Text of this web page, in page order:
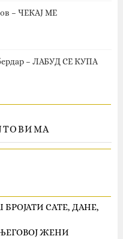
– ЧЕКАЈ МЕ
– ЛАБУД СЕ КУПА
САТЕ, ДАНЕ,
ЊЕГОВОЈ ЖЕНИ